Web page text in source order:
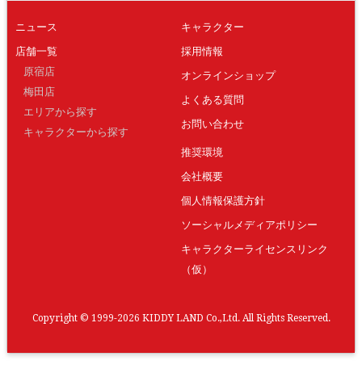
ニュース
店舗一覧
原宿店
梅田店
エリアから探す
キャラクターから探す
キャラクター
採用情報
オンラインショップ
よくある質問
お問い合わせ
推奨環境
会社概要
個人情報保護方針
ソーシャルメディアポリシー
キャラクターライセンスリンク
（仮）
Copyright © 1999-2026 KIDDY LAND Co.,Ltd. All Rights Reserved.